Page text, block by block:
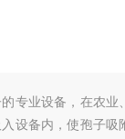
专业设备，在农业
设备内，使孢子吸